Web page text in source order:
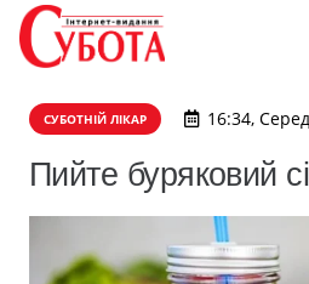
СУБОТНІЙ ЛІКАР 16:34,
Пийте буряковий